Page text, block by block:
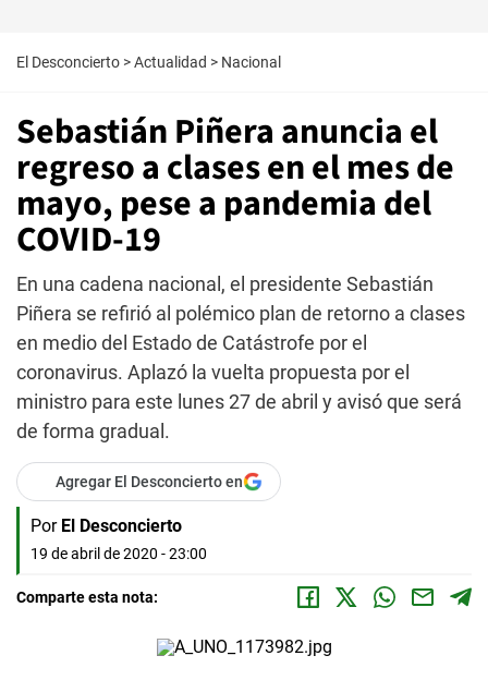
El Desconcierto >Actualidad > Nacional
Sebastián Piñera anuncia el
regreso a clases en el mes de
mayo, pese a pandemia del
COVID-19
En una cadena nacional, el presidente Sebastián
Piñera se refirió al polémico plan de retorno a clases
en medio del Estado de Catástrofe por el
coronavirus. Aplazó la vuelta propuesta por el
ministro para este lunes 27 de abril y avisó que será
de forma gradual.
Agregar El Desconcierto en
Por El Desconcierto
19 de abril de 2020 - 23:00
Comparte esta nota: